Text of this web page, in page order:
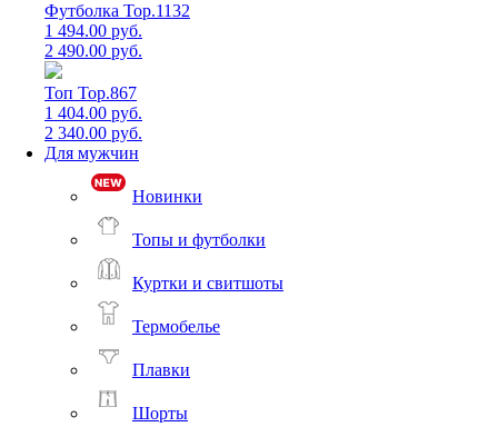
Футболка Top.1132
1 494.00 руб.
2 490.00 руб.
Топ Top.867
1 404.00 руб.
2 340.00 руб.
Для мужчин
Новинки
Топы и футболки
Куртки и свитшоты
Термобелье
Плавки
Шорты